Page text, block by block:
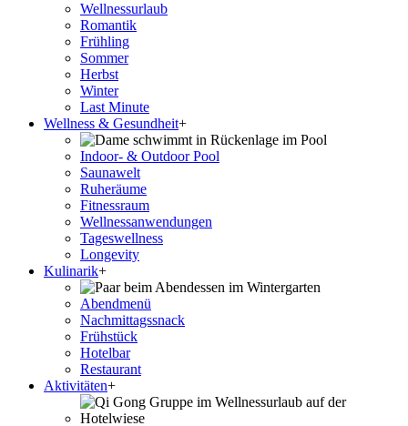
Wellnessurlaub
Romantik
Frühling
Sommer
Herbst
Winter
Last Minute
Wellness & Gesundheit+
Indoor- & Outdoor Pool
Saunawelt
Ruheräume
Fitnessraum
Wellness­anwendungen
Tageswellness
Longevity
Kulinarik+
Abendmenü
Nachmittagssnack
Frühstück
Hotelbar
Restaurant
Aktivitäten+